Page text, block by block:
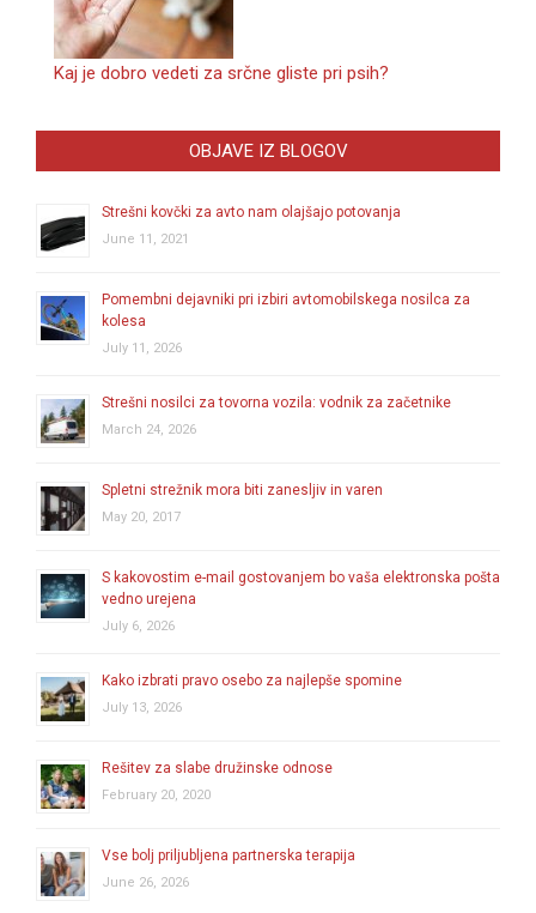
Kaj je dobro vedeti za srčne gliste pri psih?
OBJAVE IZ BLOGOV
Strešni kovčki za avto nam olajšajo potovanja
June 11, 2021
Pomembni dejavniki pri izbiri avtomobilskega nosilca za
kolesa
July 11, 2026
Strešni nosilci za tovorna vozila: vodnik za začetnike
March 24, 2026
Spletni strežnik mora biti zanesljiv in varen
May 20, 2017
S kakovostim e-mail gostovanjem bo vaša elektronska pošta
vedno urejena
July 6, 2026
Kako izbrati pravo osebo za najlepše spomine
July 13, 2026
Rešitev za slabe družinske odnose
February 20, 2020
Vse bolj priljubljena partnerska terapija
June 26, 2026